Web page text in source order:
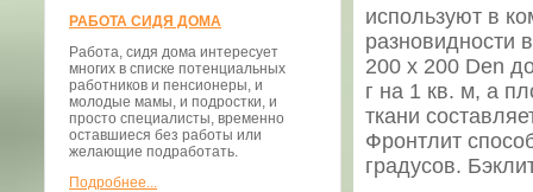
РАБОТА СИДЯ ДОМА
Работа, сидя дома интересует
многих в списке потенциальных
работников и пенсионеры, и
молодые мамы, и подростки, и
просто специалисты, временно
оставшиеся без работы или
желающие подработать.
Подробнее...
используют в
разновидности
200 х 200 Den
г на 1 кв. м, а
ткани
Фронтлит
градусов.